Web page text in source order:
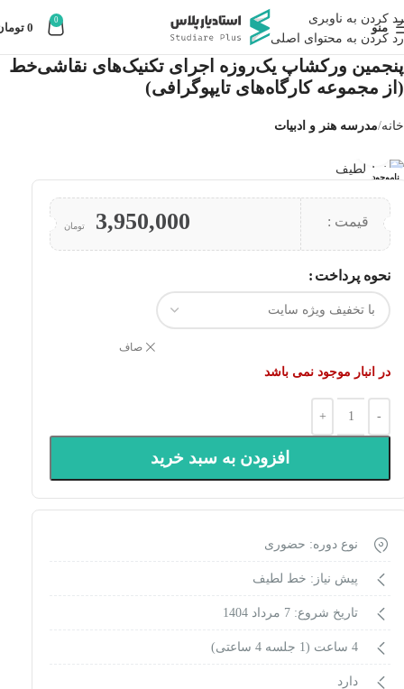
رد کردن به ناوبری
رد کردن به محتوای اصلی
منو
0
0
پنجمین ورکشاپ یک‌روزه اجرای تکنیک‌های نقاشی‌خط
(از مجموعه کارگاه‌های تایپوگرافی)
خانه مدرسه هنر و ادبیات
ناموجود
قیمت : 3,950,000 تومان
نحوه پرداخت
صاف
در انبار موجود نمی باشد
افزودن به سبد خرید
نوع دوره: حضوری
پیش نیاز: خط لطیف
تاریخ شروع: 7 مرداد 1404
4 ساعت (1 جلسه 4 ساعتی)
دارد